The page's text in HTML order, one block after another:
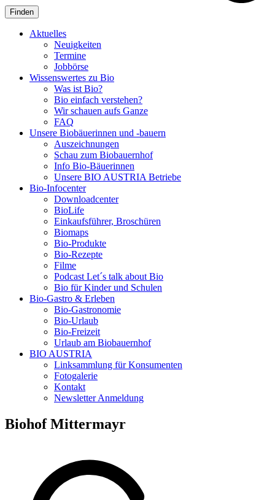
Aktuelles
Neuigkeiten
Termine
Jobbörse
Wissenswertes zu Bio
Was ist Bio?
Bio einfach verstehen?
Wir schauen aufs Ganze
FAQ
Unsere Biobäuerinnen und -bauern
Auszeichnungen
Schau zum Biobauernhof
Info Bio-Bäuerinnen
Unsere BIO AUSTRIA Betriebe
Bio-Infocenter
Downloadcenter
BioLife
Einkaufsführer, Broschüren
Biomaps
Bio-Produkte
Bio-Rezepte
Filme
Podcast Let´s talk about Bio
Bio für Kinder und Schulen
Bio-Gastro & Erleben
Bio-Gastronomie
Bio-Urlaub
Bio-Freizeit
Urlaub am Biobauernhof
BIO AUSTRIA
Linksammlung für Konsumenten
Fotogalerie
Kontakt
Newsletter Anmeldung
Biohof Mittermayr